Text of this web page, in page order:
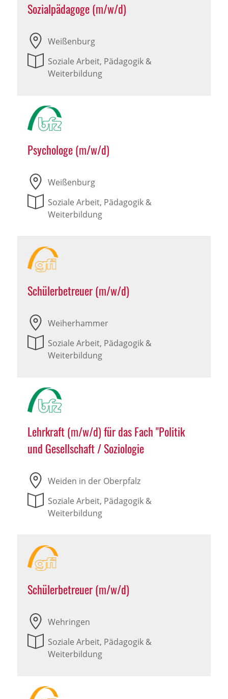
Sozialpädagoge (m/w/d)
Weißenburg
Soziale Arbeit, Pädagogik &
Weiterbildung
Psychologe (m/w/d)
Weißenburg
Soziale Arbeit, Pädagogik &
Weiterbildung
Schülerbetreuer (m/w/d)
Weiherhammer
Soziale Arbeit, Pädagogik &
Weiterbildung
Lehrkraft (m/w/d) für das Fach "Politik
und Gesellschaft / Soziologie
Weiden in der Oberpfalz
Soziale Arbeit, Pädagogik &
Weiterbildung
Schülerbetreuer (m/w/d)
Wehringen
Soziale Arbeit, Pädagogik &
Weiterbildung